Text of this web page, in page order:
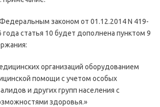
законом от 01.12.2014 N 419-
года статья 10 будет дополнена пунктом 9
организаций оборудованием
помощи с учетом особых
и других групп населения с
здоровья.»